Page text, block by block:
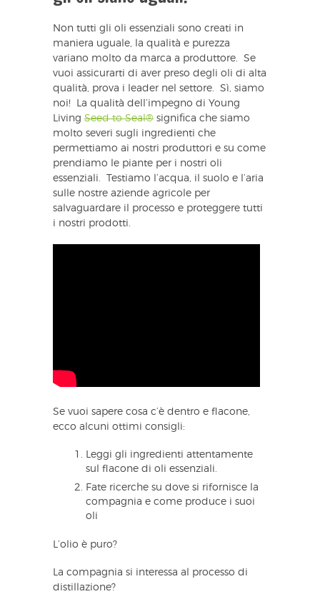
Non tutti gli oli essenziali sono creati in
maniera uguale, la qualità e purezza
variano molto da marca a produttore. Se
vuoi assicurarti di aver preso degli oli di alta
qualità, prova i leader nel settore. Sì, siamo
noi! La qualità dell’impegno di Young
Living Seed to Seal® significa che siamo
molto severi sugli ingredienti che
permettiamo ai nostri produttori e su come
prendiamo le piante per i nostri oli
essenziali. Testiamo l’acqua, il suolo e l’aria
sulle nostre aziende agricole per
salvaguardare il processo e proteggere tutti
i nostri prodotti.
Se vuoi sapere cosa c’è dentro e flacone,
ecco alcuni ottimi consigli:
Leggi gli ingredienti attentamente
sul flacone di oli essenziali.
Fate ricerche su dove si rifornisce la
compagnia e come produce i suoi
oli
L’olio è puro?
La compagnia si interessa al processo di
distillazione?